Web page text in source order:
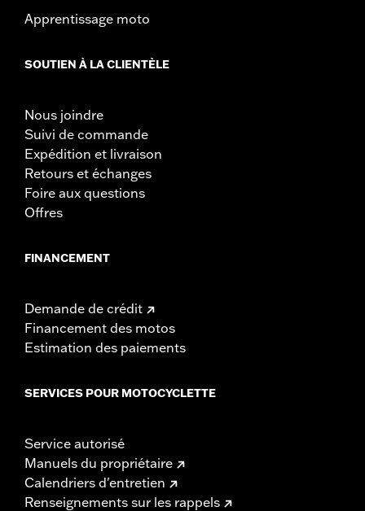
GARANTIE:Garantie limitée de 1 an – Accédez à
CERTIFICATION:Conforme aux normes de l’EPA dans 49 États
Apprentissage moto
SOUTIEN À LA CLIENTÈLE
Nous joindre
Suivi de commande
Expédition et livraison
Retours et échanges
Foire aux questions
Offres
FINANCEMENT
Demande de crédit
Financement des motos
Estimation des paiements
SERVICES POUR MOTOCYCLETTE
Service autorisé
Manuels du propriétaire
Calendriers d'entretien
Renseignements sur les rappels